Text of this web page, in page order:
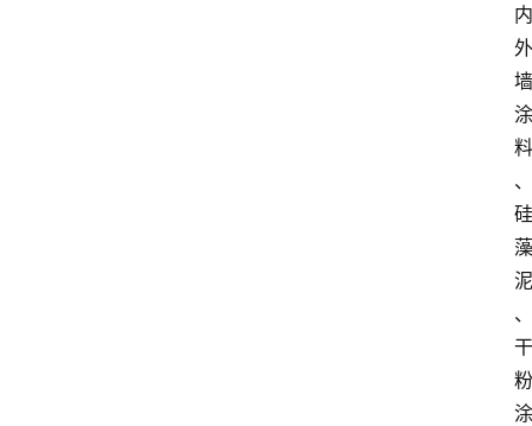
内
外
墙
涂
料
、
硅
藻
泥
、
干
粉
涂